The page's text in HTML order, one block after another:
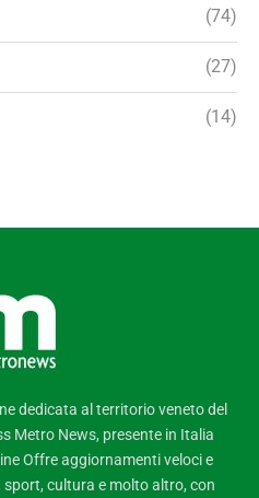
(74)
(27)
(14)
dedicata al territorio veneto del
Metro News, presente in Italia
Offre aggiornamenti veloci e
cultura e molto altro, con